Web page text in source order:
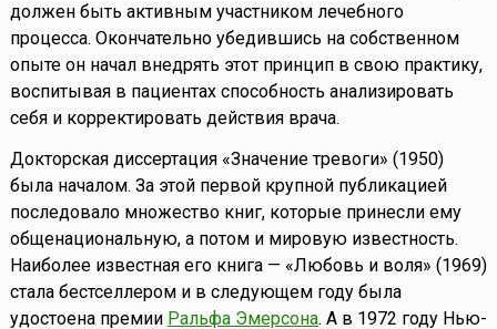
должен быть активным участником лечебного
процесса. Окончательно убедившись на собственном
опыте он начал внедрять этот принцип в свою практику,
воспитывая в пациентах способность анализировать
себя и корректировать действия врача.
Докторская диссертация «Значение тревоги» (1950)
была началом. За этой первой крупной публикацией
последовало множество книг, которые принесли ему
общенациональную, а потом и мировую известность.
Наиболее известная его книга — «Любовь и воля» (1969)
стала бестселлером и в следующем году была
удостоена премии Ральфа Эмерсона. А в 1972 году Нью-